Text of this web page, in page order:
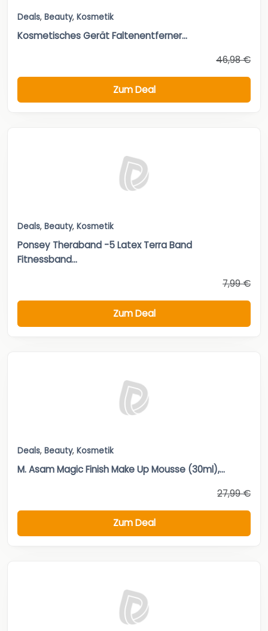
Deals, Beauty, Kosmetik
Kosmetisches Gerät Faltenentferner...
46,98 €
Zum Deal
Deals, Beauty, Kosmetik
Ponsey Theraband -5 Latex Terra Band
Fitnessband...
7,99 €
Zum Deal
Deals, Beauty, Kosmetik
M. Asam Magic Finish Make Up Mousse (30ml),...
27,99 €
Zum Deal